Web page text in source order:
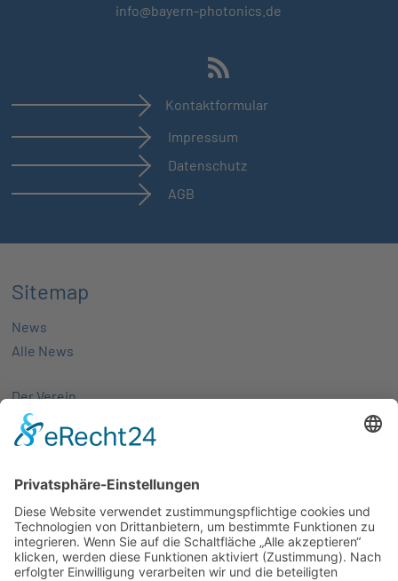
info@bayern-photonics.de
Kontaktformular
Impressum
Datenschutz
AGB
Sitemap
News
Alle News
Der Verein
Über uns
Aktivitäten
Mitgliedschaft
Partnernetze
Veranstaltungen